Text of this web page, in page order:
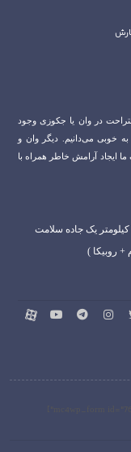
در وان یا جکوزی وجود
خوبی می‌دانیم. دیگر وان و
ایجاد آرامش خاطر همراه با
کیلومتر یک جاده سلامت